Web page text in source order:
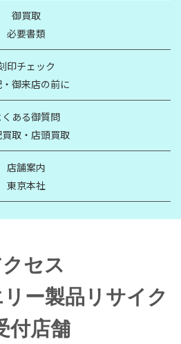
御買取
必要書類
印チェック
御来店の前に
くある御質問
取・店頭買取
店舗案内
東京本社
セス
ー製品リサイク
付店舗